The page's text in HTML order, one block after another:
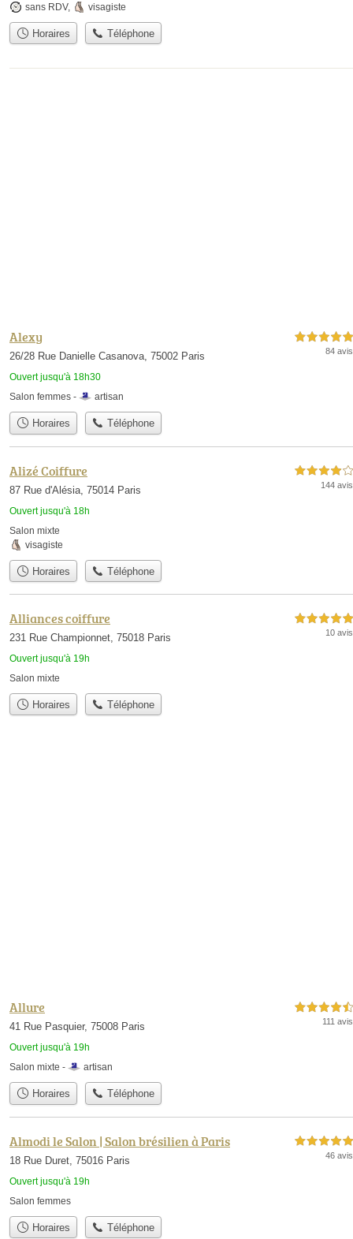
sans RDV, visagiste
Horaires Téléphone
Alexy
26/28 Rue Danielle Casanova, 75002 Paris
Ouvert jusqu'à 18h30
5,0 étoiles sur 5
84 avis
Salon femmes - artisan
Horaires Téléphone
Alizé Coiffure
87 Rue d'Alésia, 75014 Paris
Ouvert jusqu'à 18h
4,0 étoiles sur 5
144 avis
Salon mixte
visagiste
Horaires Téléphone
Alliances coiffure
231 Rue Championnet, 75018 Paris
Ouvert jusqu'à 19h
5,0 étoiles sur 5
10 avis
Salon mixte
Horaires Téléphone
Allure
41 Rue Pasquier, 75008 Paris
Ouvert jusqu'à 19h
4,5 étoiles sur 5
111 avis
Salon mixte - artisan
Horaires Téléphone
Almodi le Salon | Salon brésilien à Paris
18 Rue Duret, 75016 Paris
Ouvert jusqu'à 19h
5,0 étoiles sur 5
46 avis
Salon femmes
Horaires Téléphone